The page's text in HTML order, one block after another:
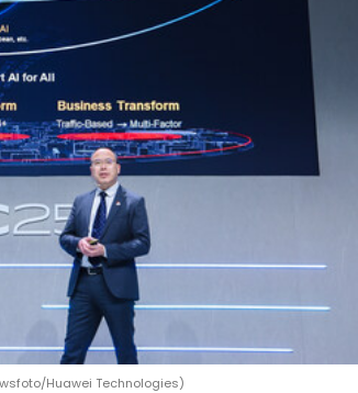
Huawei Technologies)